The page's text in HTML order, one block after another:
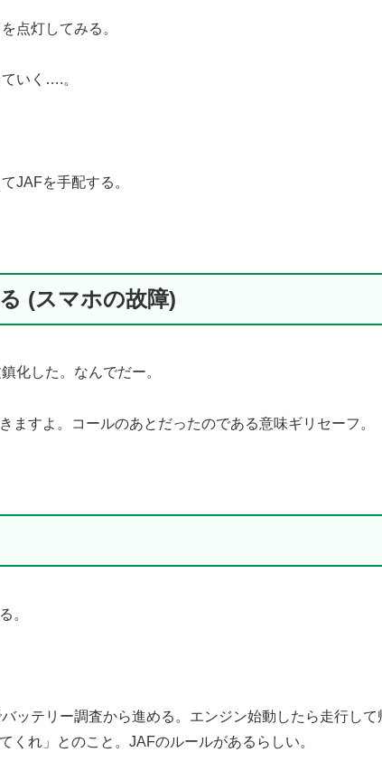
点灯してみる。
いく….。
JAFを手配する。
(スマホの故障)
化した。なんでだー。
ますよ。コールのあとだったのである意味ギリセーフ。
。
ッテリー調査から進める。エンジン始動したら走行して
くれ」とのこと。JAFのルールがあるらしい。